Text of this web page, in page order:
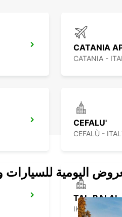
CATANIA
CATANIA -
CEFALU'
CEFALÙ -
TAL-BALAL
IKLIN - MALTA
اليومية للسيارات